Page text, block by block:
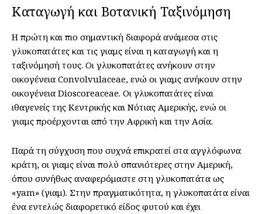
Καταγωγή και Βοτανική Ταξινόμηση
Η πρώτη και πιο σημαντική διαφορά ανάμεσα στις
γλυκοπατάτες και τις γιαμς είναι η καταγωγή και η
ταξινόμησή τους. Οι γλυκοπατάτες ανήκουν στην
οικογένεια Convolvulaceae, ενώ οι γιαμς ανήκουν στην
οικογένεια Dioscoreaceae. Οι γλυκοπατάτες είναι
ιθαγενείς της Κεντρικής και Νότιας Αμερικής, ενώ οι
γιαμς προέρχονται από την Αφρική και την Ασία.
Παρά τη σύγχυση που συχνά επικρατεί στα αγγλόφωνα
κράτη, οι γιαμς είναι πολύ σπανιότερες στην Αμερική,
όπου συνήθως αναφερόμαστε στη γλυκοπατάτα ως
«yam» (γιαμ). Στην πραγματικότητα, η γλυκοπατάτα είναι
ένα εντελώς διαφορετικό είδος φυτού και έχει